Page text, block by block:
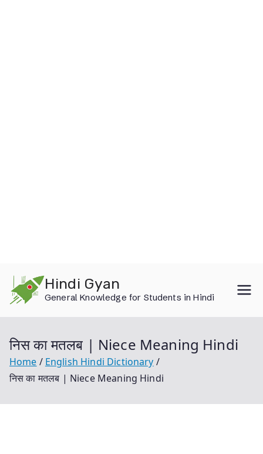
content
Hindi Gyan
General Knowledge for Students in Hindi
निस का मतलब | Niece Meaning Hindi
Home
English Hindi Dictionary
निस का मतलब | Niece Meaning Hindi